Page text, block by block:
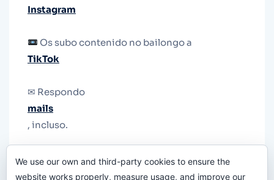
Instagram
Os subo contenido no bailongo a
TikTok
✉ Respondo
mails
, incluso.
le quiten el teléfono.
We use our own and third-party cookies to ensure the
website works properly, measure usage, and improve our